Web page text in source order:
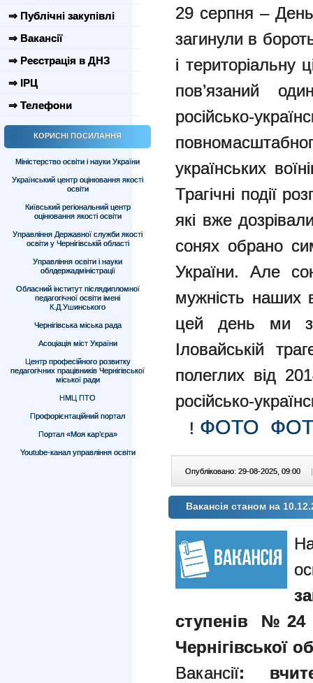
⇒ Публічні закупівлі
⇒ Вакансії
⇒ Реєстрація в ДНЗ
⇒ ІРЦ
⇒ Телефони
КОРИСНІ ПОСИЛАННЯ
Міністерство освіти і науки України
Український центр оцінювання якості
освіти
Київський регіональний центр
оцінювання якості освіти
Управління Державної служби якості
освіти у Чернігівській області
Управління освіти і науки
облдержадміністрації
Обласний інститут післядипломної
педагогічної освіти імені
К.Д.Ушинського
Чернігівська міська рада
Асоціація міст України
Центр професійного розвитку
педагогічних працівників Чернігівської
міської ради
НМЦ ПТО
Профорієнтаційний портал
Портал «Моя кар’єра»
Youtube-канал управління освіти
29 серпня – День
загинули в
і територіальну
пов’язаний
російсько-
українських
Трагічні події
які вже
сонях обрано
України. Але
мужність наших
цей день ми
Іловайській
полеглих від
російсько-
! ФОТО
Опубліковано: 29-08-2025, 09:00 |
Вакансія станом на
ступенів №24
Чернігівської
Вакансії: